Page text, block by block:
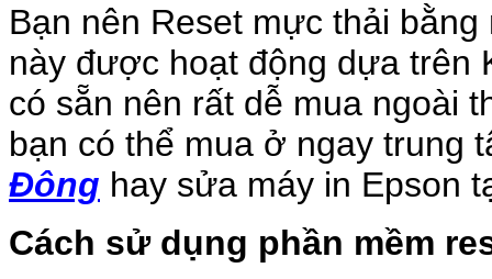
Bạn nên Reset mực thải
này được hoạt động dựa trên
có sẵn nên rất dễ mua ngoài
bạn có thể mua ở ngay trung
Đông hay sửa máy in Epson
Cách sử dụng phần mềm